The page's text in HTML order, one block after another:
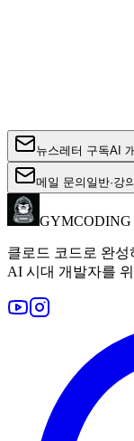
뉴스레터 구독AI
메일 문의 일반·강
GYMCODING
클로드 코드로 완
AI 시대 개발자를